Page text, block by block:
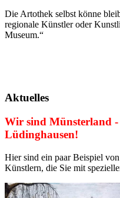
Die Artothek selbst könne
regionale Künstler oder
Museum.“
Aktuelles
Wir sind Münsterland
Lüdinghausen!
Hier sind ein paar Beispiel
Künstlern, die Sie mit